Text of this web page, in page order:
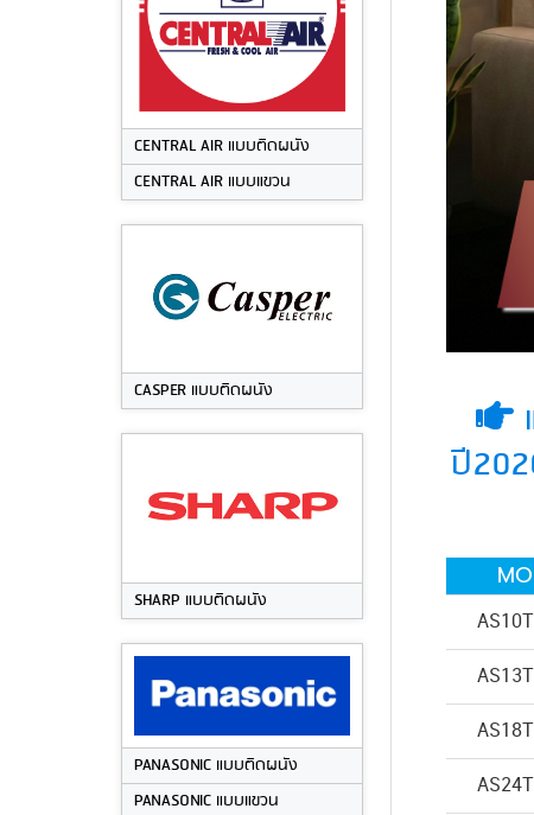
CENTRAL AIR แบบติดผนัง
CENTRAL AIR แบบแขวน
CASPER แบบติดผนัง
SHARP แบบติดผนัง
PANASONIC แบบติดผนัง
PANASONIC แบบแขวน
ปี